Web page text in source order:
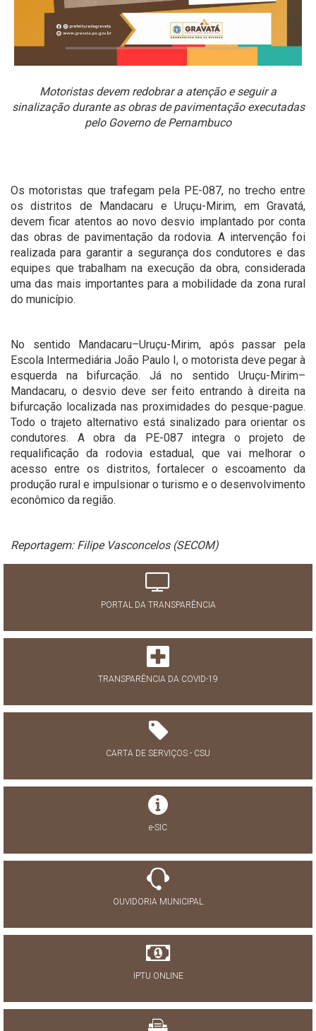
Motoristas devem redobrar a atenção e seguir a
sinalização durante as obras de pavimentação executadas
pelo Governo de Pernambuco
Os motoristas que trafegam pela PE-087, no trecho entre
os distritos de Mandacaru e Uruçu-Mirim, em Gravatá,
devem ficar atentos ao novo desvio implantado por conta
das obras de pavimentação da rodovia. A intervenção foi
realizada para garantir a segurança dos condutores e das
equipes que trabalham na execução da obra, considerada
uma das mais importantes para a mobilidade da zona rural
do município.
No sentido Mandacaru–Uruçu-Mirim, após passar pela
Escola Intermediária João Paulo I, o motorista deve pegar à
esquerda na bifurcação. Já no sentido Uruçu-Mirim–
Mandacaru, o desvio deve ser feito entrando à direita na
bifurcação localizada nas proximidades do pesque-pague.
Todo o trajeto alternativo está sinalizado para orientar os
condutores. A obra da PE-087 integra o projeto de
requalificação da rodovia estadual, que vai melhorar o
acesso entre os distritos, fortalecer o escoamento da
produção rural e impulsionar o turismo e o desenvolvimento
econômico da região.
Reportagem: Filipe Vasconcelos (SECOM)
PORTAL DA TRANSPARÊNCIA
TRANSPARÊNCIA DA COVID-19
CARTA DE SERVIÇOS - CSU
e-SIC
OUVIDORIA MUNICIPAL
IPTU ONLINE